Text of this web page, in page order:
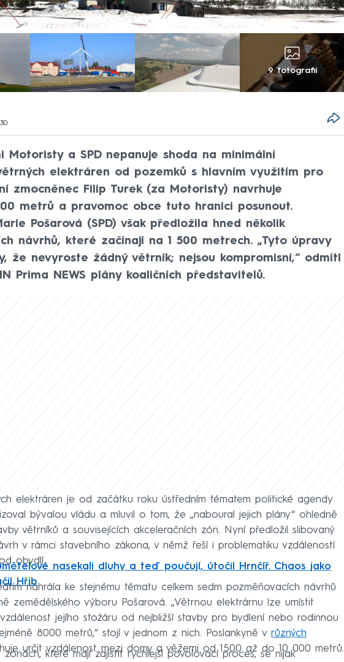
9 fotografií
Motoristy a SPD nepanuje shoda na minimální
elektráren od pozemků s hlavním využitím pro
zmocněnec Filip Turek (za Motoristy) navrhuje
metrů a pravomoc obce tuto hranici posunout.
Pošarová (SPD) však předložila hned několik
návrhů, které začínají na 1 500 metrech. „Tyto úpravy
že nevyroste žádný větrník; nejsou kompromisní,“ odmítl
Prima NEWS plány koaličních představitelů.
elektráren je od začátku roku ústředním tématem politické agendy
bývalou vládu a mluvil o tom, že „naboural jejich plány“ ohledně
větrníků a souvisejících akceleračních zón. Nyní předložil slibovaný
v rámci stavebního zákona, v němž řeší i problematiku vzdáleností
obydlí.
nasekali dluhy a teď poučují, útočil Hrnčíř. Chaos jako
Hřib
nahrála ke stejnému tématu celkem sedm pozměňovacích návrhů
zemědělského výboru Pošarová. „Větrnou elektrárnu lze umístit
jejího stožáru od nejbližší stavby pro bydlení nebo rodinnou
8000 metrů,“ stojí v jednom z nich. Poslankyně v různých
určit vzdálenost mezi domy a věžemi od 1500 až do 10 000 metrů.
zónách, které mají zajistit rychlejší povolovací proces, se nijak